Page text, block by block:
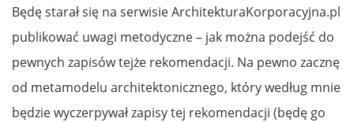
Będę starał się na serwisie ArchitekturaKorporacyjna.pl
publikować uwagi metodyczne – jak można podejść do
pewnych zapisów tejże rekomendacji. Na pewno zacznę
od metamodelu architektonicznego, który według mnie
będzie wyczerpywał zapisy tej rekomendacji (będę go